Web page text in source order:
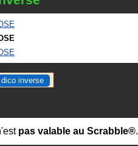
dico inverse
pas valable au Scrabble®.